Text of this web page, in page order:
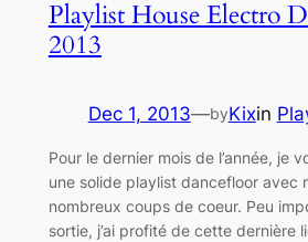
Playlist House Electro
2013
Dec 1, 2013—byKixin
Pour le dernier mois de l’année, je
une solide playlist dancefloor avec
nombreux coups de coeur. Peu
sortie, j’ai profité de cette dernière